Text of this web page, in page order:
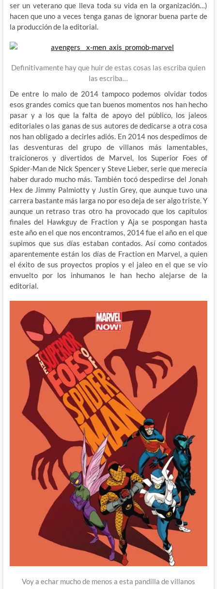
ser un veterano que lleva toda su vida en la organización…)
hacen que uno a veces tenga ganas de ignorar buena parte de
la producción de la editorial.
Definitivamente hay que huir de estas cosas las escriba quien
las escriba…
De entre lo malo de 2014 tampoco podemos olvidar todos
esos grandes comics que tan buenos momentos nos han hecho
pasar y a los que la falta de apoyo del público, los jaleos
editoriales o las ganas de sus autores de dedicarse a otra cosa
nos han obligado a decirles adiós. En 2014 nos despedimos de
las desventuras del grupo de villanos más lamentables,
traicioneros y divertidos de Marvel, los Superior Foes of
Spider-Man de Nick Spencer y Steve Lieber, serie que merecía
haber durado mucho más. También tocó despedirse del Jonah
Hex de Jimmy Palmiotty y Justin Grey, que aunque tuvo una
carrera bastante más larga no por eso deja de ser algo triste. Y
aunque un retraso tras otro ha provocado que los capítulos
finales del Hawkguy de Fraction y Aja se pospongan hasta
este año en el que nos encontramos, 2014 fue el año en el que
supimos que sus días estaban contados. Así como contados
aparentemente están los días de Fraction en Marvel, a quien
el éxito de sus proyectos propios y el jaleo en el que se vio
envuelto por los inhumanos le han hecho alejarse de la
editorial.
Voy a echar mucho de menos a esta pandilla de villanos